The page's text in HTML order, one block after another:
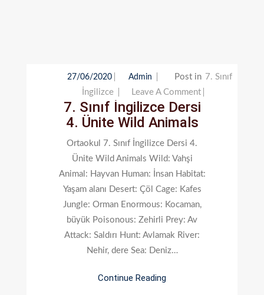
27/06/2020 Admin Post in 7. Sınıf
İngilizce
Leave A Comment
7. Sınıf İngilizce Dersi
4. Ünite Wild Animals
Ortaokul 7. Sınıf İngilizce Dersi 4.
Ünite Wild Animals Wild: Vahşi
Animal: Hayvan Human: İnsan Habitat:
Yaşam alanı Desert: Çöl Cage: Kafes
Jungle: Orman Enormous: Kocaman,
büyük Poisonous: Zehirli Prey: Av
Attack: Saldırı Hunt: Avlamak River:
Nehir, dere Sea: Deniz…
Continue Reading